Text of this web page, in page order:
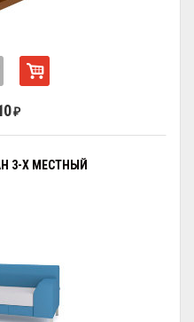
₽
3-Х МЕСТНЫЙ